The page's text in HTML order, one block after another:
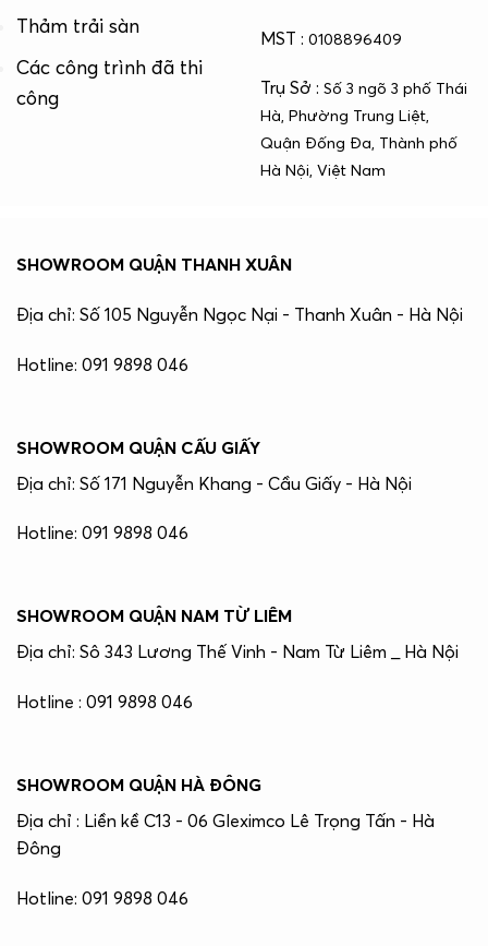
Thảm trải sàn
Các công trình đã thi
công
MST : 0108896409
Trụ Sở : Số 3 ngõ 3 phố Thái
Hà, Phường Trung Liệt,
Quận Đống Đa, Thành phố
Hà Nội, Việt Nam
SHOWROOM QUẬN THANH XUÂN
Địa chỉ: Số 105 Nguyễn Ngọc Nại - Thanh Xuân - Hà Nội
Hotline: 091 9898 046
SHOWROOM QUẬN CẤU GIẤY
Địa chỉ: Số 171 Nguyễn Khang - Cầu Giấy - Hà Nội
Hotline: 091 9898 046
SHOWROOM QUẬN NAM TỪ LIÊM
Địa chỉ: Sô 343 Lương Thế Vinh - Nam Từ Liêm _ Hà Nội
Hotline : 091 9898 046
SHOWROOM QUẬN HÀ ĐÔNG
Địa chỉ : Liền kề C13 - 06 Gleximco Lê Trọng Tấn - Hà
Đông
Hotline: 091 9898 046